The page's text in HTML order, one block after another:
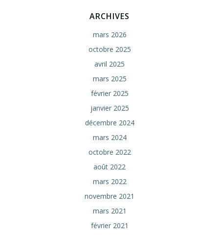
ARCHIVES
mars 2026
octobre 2025
avril 2025
mars 2025
février 2025
janvier 2025
décembre 2024
mars 2024
octobre 2022
août 2022
mars 2022
novembre 2021
mars 2021
février 2021